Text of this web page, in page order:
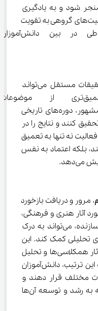
شود و به یادگیری
عمیق‌تر کمک کند. همچنین، فعالیت‌های گروهی به تقویت
مهارت‌های اجتماعی و ارتباطی در بین دانش‌آموزان
تشویق دانش‌آموزان به انجام تحقیقات مستقل می‌تواند
منجر به یادگیری
آن‌ها می‌توانند درباره هنرمندان مشهور، دوره‌های تاریخی
تحقیق کنند و نتایج را در
نه تنها به تعمیق
و مهارت تحقیق کمک می‌کند، بلکه اعتماد به نفس
، مرور و دریافت بازخورد
آثار هنری و فرهنگی،
همراه با ارائه نظرات و انتقادات سازنده، می‌تواند به درک
و افزایش مهارت‌های تحلیلی کمک کند. این
بازخوردها می‌تواند شامل بررسی آثار همکلاسی‌ها و تحلیل
نقاط قوت و ضعف آن‌ها باشد. به این ترتیب، دانش‌آموزان
مختلف قرار دهند و
بینش‌های جدیدی کسب کنند که به رشد و توسعه آن‌ها